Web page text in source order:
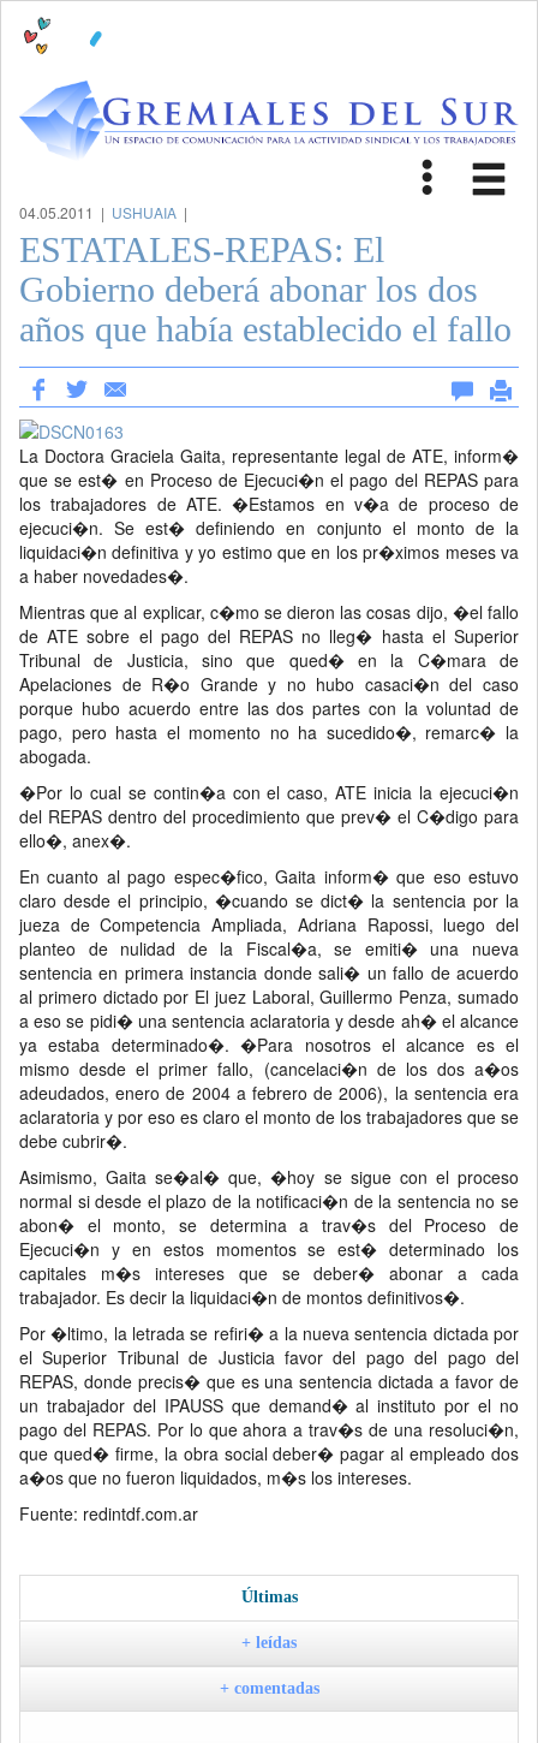
Toggle
04.05.2011 | USHUAIA |
ESTATALES-REPAS: El
Gobierno deberá abonar los dos
años que había establecido el fallo
La Doctora Graciela Gaita, representante legal de ATE, inform�
que se est� en Proceso de Ejecuci�n el pago del REPAS para
los trabajadores de ATE. �Estamos en v�a de proceso de
ejecuci�n. Se est� definiendo en conjunto el monto de la
liquidaci�n definitiva y yo estimo que en los pr�ximos meses va
a haber novedades�.
Mientras que al explicar, c�mo se dieron las cosas dijo, �el fallo
de ATE sobre el pago del REPAS no lleg� hasta el Superior
Tribunal de Justicia, sino que qued� en la C�mara de
Apelaciones de R�o Grande y no hubo casaci�n del caso
porque hubo acuerdo entre las dos partes con la voluntad de
pago, pero hasta el momento no ha sucedido�, remarc� la
abogada.
�Por lo cual se contin�a con el caso, ATE inicia la ejecuci�n
del REPAS dentro del procedimiento que prev� el C�digo para
ello�, anex�.
En cuanto al pago espec�fico, Gaita inform� que eso estuvo
claro desde el principio, �cuando se dict� la sentencia por la
jueza de Competencia Ampliada, Adriana Rapossi, luego del
planteo de nulidad de la Fiscal�a, se emiti� una nueva
sentencia en primera instancia donde sali� un fallo de acuerdo
al primero dictado por El juez Laboral, Guillermo Penza, sumado
a eso se pidi� una sentencia aclaratoria y desde ah� el alcance
ya estaba determinado�. �Para nosotros el alcance es el
mismo desde el primer fallo, (cancelaci�n de los dos a�os
adeudados, enero de 2004 a febrero de 2006), la sentencia era
aclaratoria y por eso es claro el monto de los trabajadores que se
debe cubrir�.
Asimismo, Gaita se�al� que, �hoy se sigue con el proceso
normal si desde el plazo de la notificaci�n de la sentencia no se
abon� el monto, se determina a trav�s del Proceso de
Ejecuci�n y en estos momentos se est� determinado los
capitales m�s intereses que se deber� abonar a cada
trabajador. Es decir la liquidaci�n de montos definitivos�.
Por �ltimo, la letrada se refiri� a la nueva sentencia dictada por
el Superior Tribunal de Justicia favor del pago del pago del
REPAS, donde precis� que es una sentencia dictada a favor de
un trabajador del IPAUSS que demand� al instituto por el no
pago del REPAS. Por lo que ahora a trav�s de una resoluci�n,
que qued� firme, la obra social deber� pagar al empleado dos
a�os que no fueron liquidados, m�s los intereses.
Fuente: redintdf.com.ar
Últimas
+ leídas
+ comentadas